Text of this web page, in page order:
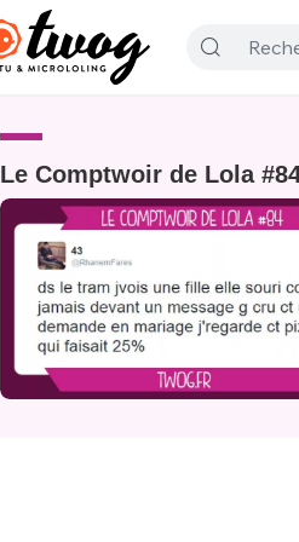
Le Comptwoir de Lola